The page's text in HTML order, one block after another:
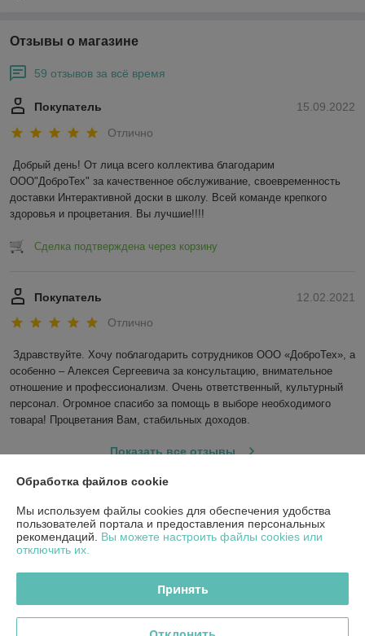
Отзывы о магазине
59 отзывов за всё время
15.09.2022
Покупатель
Отлично
Добрый день! От лица всего коллектива благодарим
ООО"ДоброТех" за качественное обслуживание, своевременность
доставки Интерактивной доски в школу. Всей команде крепкого
здоровья и процветания. Вы лучшие!!!!
Сделка подтверждена через корзину
12.02.2021
Покупатель
Отлично
Здравствуйте. Хочу поблагодарить сотрудников ООО «ДоброТех», а
особенно – Алексея Сергеевича за консультацию, внимательное
отношение и профессионализм. Очень ответственный, культурный
персонал. Огромное спасибо за помощь в выборе необходимого
товара! Процветания Вам, стабильных доходов.
Показать все отзывы
О нас
Контакты
График работы
Обработка файлов cookie
Мы используем файлы cookies для обеспечения удобства
пользователей портала и предоставления персональных
рекомендаций. Вы можете настроить файлы cookies или
отключить их.
Принять